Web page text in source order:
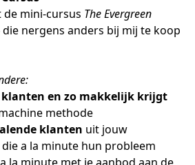
mini-cursus The Evergreen
die nergens anders bij mij te koop
klanten en zo makkelijk krijgt
methode
klanten uit jouw
a la minute hun probleem